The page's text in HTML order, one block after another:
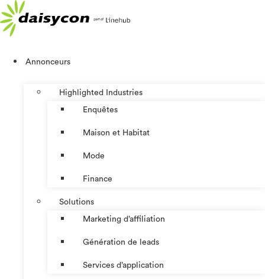
Aller
au
contenu
Annonceurs
Highlighted Industries
Enquêtes
Maison et Habitat
Mode
Finance
Solutions
Marketing d’affiliation
Génération de leads
Services d’application